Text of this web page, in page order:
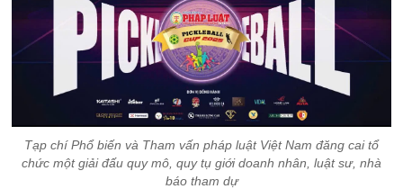
Tạp chí Phổ biến và Tham vấn pháp luật Việt Nam đăng cai tổ
chức một giải đấu quy mô, quy tụ giới doanh nhân, luật sư, nhà
báo tham dự